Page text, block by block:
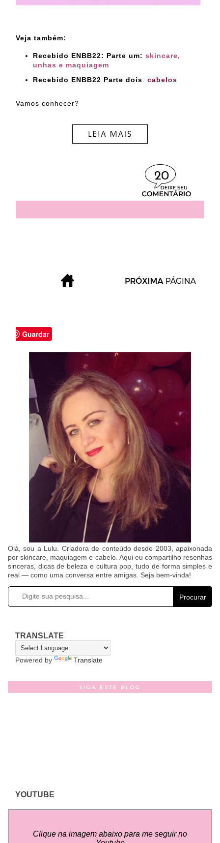
Veja também:
Recebido ENBB22: Parte um: skincare,
unhas e maquiagem
Recebido ENBB22 Parte dois: cabelos
Vamos conhecer?
20
Guardar
Olá, sou a Lulu. Criadora de conteúdo desde 2003, apaixonada
por skincare, maquiagem e cabelo. Aqui eu compartilho resenhas
sinceras, dicas de beleza e cultura pop, tudo de forma simples e
real — como uma conversa entre amigas. Seja bem-vinda!
Procurar
TRANSLATE
Powered by Translate
SIGA ESTE BLOG
YOUTUBE
Clique na imagem abaixo para me seguir no